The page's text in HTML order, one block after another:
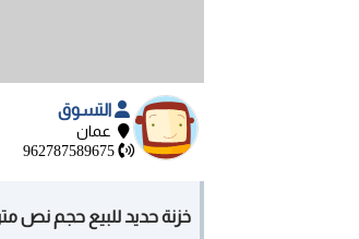
التسوق
عمان
962787589675
خزنة حديد للبيع حجم نص